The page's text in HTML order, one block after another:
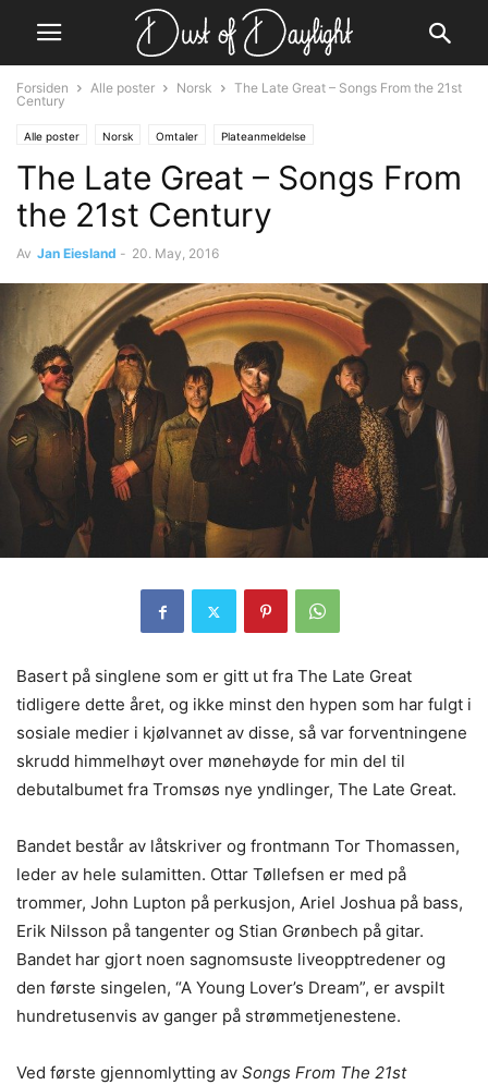
Forsiden Alle poster Norsk
The Late Great – Songs From the 21st
Century
Alle poster Norsk Omtaler Plateanmeldelse
The Late Great – Songs From
the 21st Century
Av Jan Eiesland - 20. May, 2016
Basert på singlene som er gitt ut fra The Late Great
tidligere dette året, og ikke minst den hypen som har fulgt i
sosiale medier i kjølvannet av disse, så var forventningene
skrudd himmelhøyt over mønehøyde for min del til
debutalbumet fra Tromsøs nye yndlinger, The Late Great.
Bandet består av låtskriver og frontmann Tor Thomassen,
leder av hele sulamitten. Ottar Tøllefsen er med på
trommer, John Lupton på perkusjon, Ariel Joshua på bass,
Erik Nilsson på tangenter og Stian Grønbech på gitar.
Bandet har gjort noen sagnomsuste liveopptredener og
den første singelen, “A Young Lover’s Dream”, er avspilt
hundretusenvis av ganger på strømmetjenestene.
Ved første gjennomlytting av Songs From The 21st